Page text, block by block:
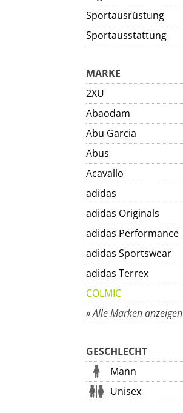
Sportausrüstung
Sportausstattung
MARKE
2XU
Abaodam
Abu Garcia
Abus
Acavallo
adidas
adidas Originals
adidas Performance
adidas Sportswear
adidas Terrex
COLMIC
» Alle Marken anzeigen
GESCHLECHT
Mann
Unisex